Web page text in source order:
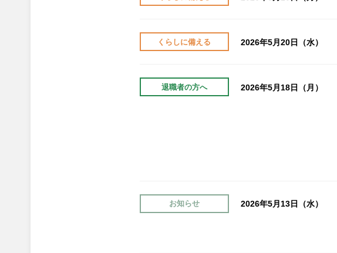
くらしに備える 2026年5月20日（水）
退職者の方へ 2026年5月18日（月）
お知らせ 2026年5月13日（水）